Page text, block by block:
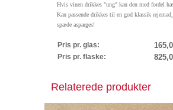
Hvis vinen drikkes "ung" kan den med fordel
Kan passende drikkes til en god klassik
spæde asparges!
Pris pr. glas:
Pris pr. flaske:
Relaterede produkter